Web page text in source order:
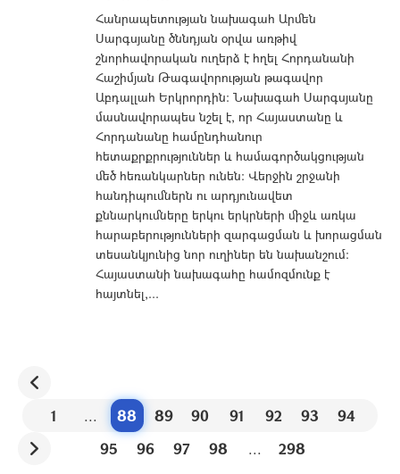
Հանրապետության նախագահ Արմեն
Սարգսյանը ծննդյան օրվա առթիվ
շնորհավորական ուղերձ է հղել Հորդանանի
Հաշիմյան Թագավորության թագավոր
Աբդալլահ Երկրորդին: Նախագահ Սարգսյանը
մասնավորապես նշել է, որ Հայաստանը և
Հորդանանը համընդհանուր
հետաքրքրություններ և համագործակցության
մեծ հեռանկարներ ունեն: Վերջին շրջանի
հանդիպումներն ու արդյունավետ
քննարկումները երկու երկրների միջև առկա
հարաբերությունների զարգացման և խորացման
տեսանկյունից նոր ուղիներ են նախանշում:
Հայաստանի նախագահը համոզմունք է
հայտնել,...
1 ... 88 89 90 91 92 93
94
95
96 97 98 ... 298